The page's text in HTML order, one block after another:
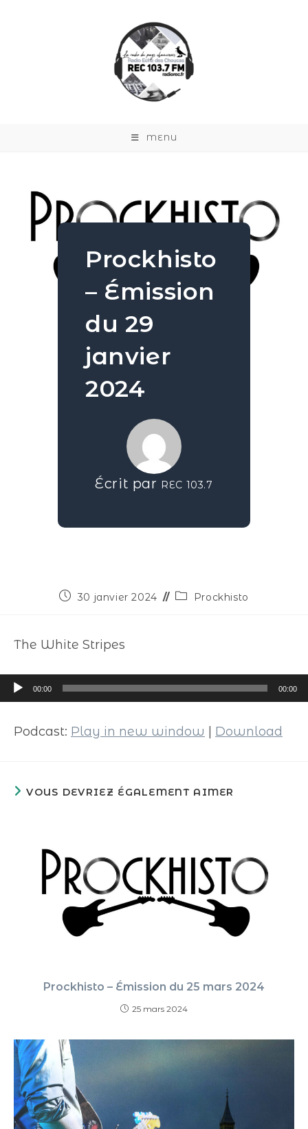
MENU
Prockhisto
– Émission
du 29
janvier
2024
Écrit par REC 103.7
30 janvier 2024 Prockhisto
The White Stripes
Lecteur
audio
00:00 00:00
Podcast: Play in new window Download
VOUS DEVRIEZ ÉGALEMENT AIMER
Prockhisto – Émission du 25 mars 2024
25 mars 2024